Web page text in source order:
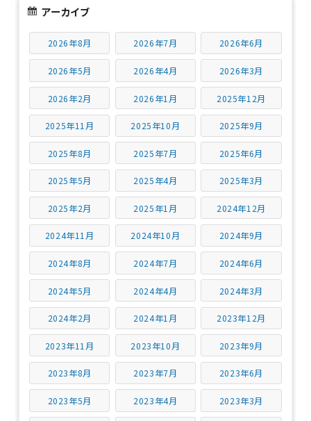
アーカイブ
2026年8月 2026年7月 2026年6月
2026年5月 2026年4月 2026年3月
2026年2月 2026年1月 2025年12月
2025年11月 2025年10月 2025年9月
2025年8月 2025年7月 2025年6月
2025年5月 2025年4月 2025年3月
2025年2月 2025年1月 2024年12月
2024年11月 2024年10月 2024年9月
2024年8月 2024年7月 2024年6月
2024年5月 2024年4月 2024年3月
2024年2月 2024年1月 2023年12月
2023年11月 2023年10月 2023年9月
2023年8月 2023年7月 2023年6月
2023年5月 2023年4月 2023年3月